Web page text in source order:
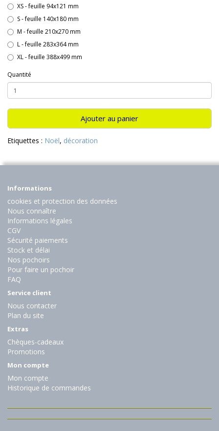
XS - feuille 94x121 mm
S - feuille 140x180 mm
M - feuille 210x270 mm
L - feuille 283x364 mm
XL - feuille 388x499 mm
Quantité
Ajouter au panier
Etiquettes : Noël, décoration
Informations
cookies et protection des données
Nous connaître
Informations légales
CGV
Sécurité paiements
Stock et délai
Nos pochoirs
Pour faire un pochoir
FAQ
Service client
Nous contacter
Plan du site
Extras
Chèques-cadeaux
Promotions
Mon compte
Mon compte
Historique de commandes